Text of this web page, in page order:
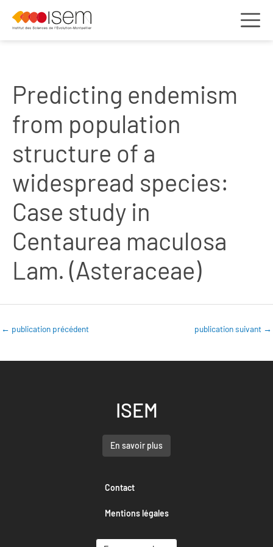
Predicting endemism
from population
structure of a
widespread species:
Case study in
Centaurea maculosa
Lam. (Asteraceae)
← publication précédent publication suivant →
ISEM
En savoir plus
Contact
Mentions légales